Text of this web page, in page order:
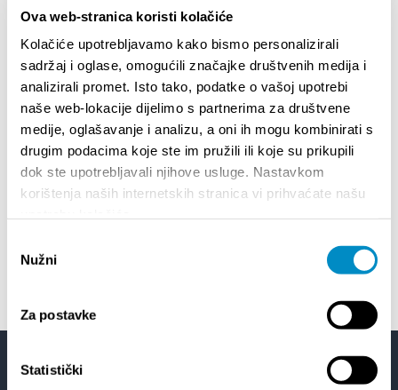
Ova web-stranica koristi kolačiće
Kolačiće upotrebljavamo kako bismo personalizirali
sadržaj i oglase, omogućili značajke društvenih medija i
analizirali promet. Isto tako, podatke o vašoj upotrebi
naše web-lokacije dijelimo s partnerima za društvene
medije, oglašavanje i analizu, a oni ih mogu kombinirati s
drugim podacima koje ste im pružili ili koje su prikupili
dok ste upotrebljavali njihove usluge. Nastavkom
korištenja naših internetskih stranica vi prihvaćate našu
pristanka
Nužni
Za postavke
Statistički
01/01/25- 31/12/26
CITY OF SPLIT EVENT CALENDAR
18/06/26
- 24/09/26
15th SUMMER CHARMS OF CLASSICAL
MUSIC